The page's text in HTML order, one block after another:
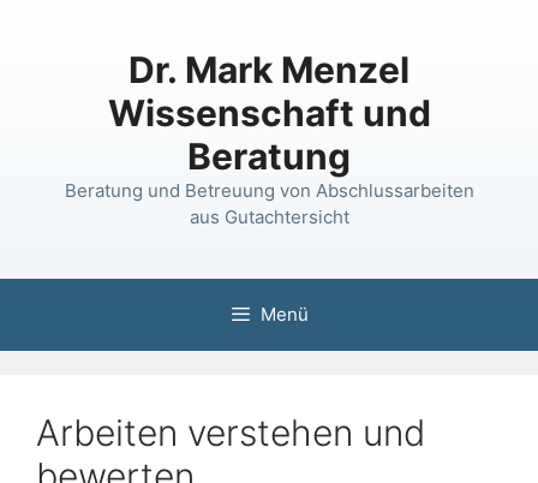
Dr. Mark Menzel
Wissenschaft und
Beratung
Beratung und Betreuung von Abschlussarbeiten
aus Gutachtersicht
Menü
Arbeiten verstehen und